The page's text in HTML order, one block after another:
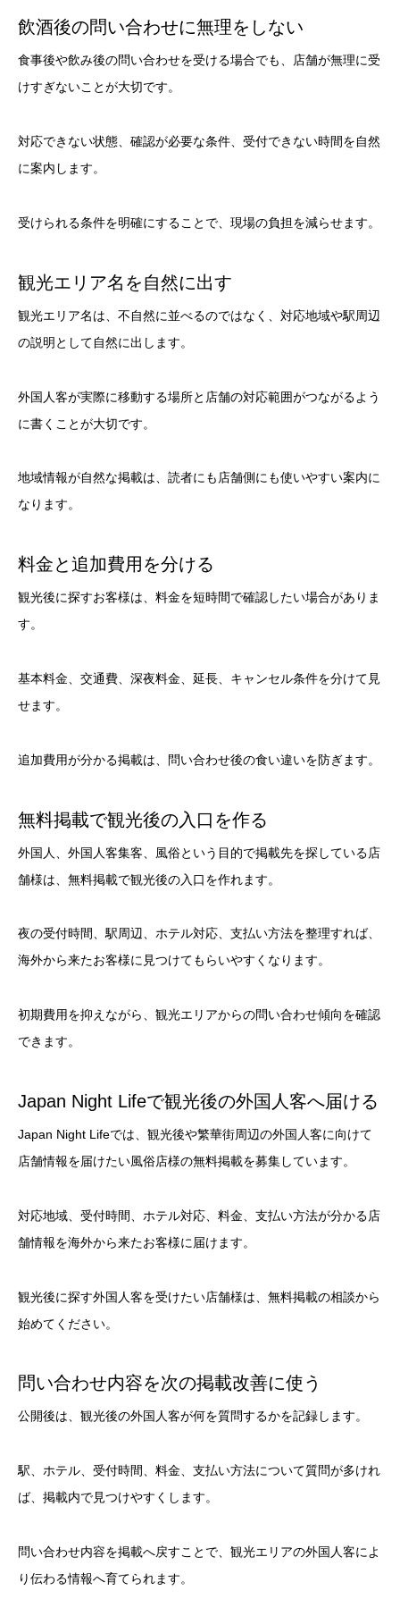
飲酒後の問い合わせに無理をしない
食事後や飲み後の問い合わせを受ける場合でも、店舗が無理に受
けすぎないことが大切です。
対応できない状態、確認が必要な条件、受付できない時間を自然
に案内します。
受けられる条件を明確にすることで、現場の負担を減らせます。
観光エリア名を自然に出す
観光エリア名は、不自然に並べるのではなく、対応地域や駅周辺
の説明として自然に出します。
外国人客が実際に移動する場所と店舗の対応範囲がつながるよう
に書くことが大切です。
地域情報が自然な掲載は、読者にも店舗側にも使いやすい案内に
なります。
料金と追加費用を分ける
観光後に探すお客様は、料金を短時間で確認したい場合がありま
す。
基本料金、交通費、深夜料金、延長、キャンセル条件を分けて見
せます。
追加費用が分かる掲載は、問い合わせ後の食い違いを防ぎます。
無料掲載で観光後の入口を作る
外国人、外国人客集客、風俗という目的で掲載先を探している店
舗様は、無料掲載で観光後の入口を作れます。
夜の受付時間、駅周辺、ホテル対応、支払い方法を整理すれば、
海外から来たお客様に見つけてもらいやすくなります。
初期費用を抑えながら、観光エリアからの問い合わせ傾向を確認
できます。
Japan Night Lifeで観光後の外国人客へ届ける
Japan Night Lifeでは、観光後や繁華街周辺の外国人客に向けて
店舗情報を届けたい風俗店様の無料掲載を募集しています。
対応地域、受付時間、ホテル対応、料金、支払い方法が分かる店
舗情報を海外から来たお客様に届けます。
観光後に探す外国人客を受けたい店舗様は、無料掲載の相談から
始めてください。
問い合わせ内容を次の掲載改善に使う
公開後は、観光後の外国人客が何を質問するかを記録します。
駅、ホテル、受付時間、料金、支払い方法について質問が多けれ
ば、掲載内で見つけやすくします。
問い合わせ内容を掲載へ戻すことで、観光エリアの外国人客によ
り伝わる情報へ育てられます。